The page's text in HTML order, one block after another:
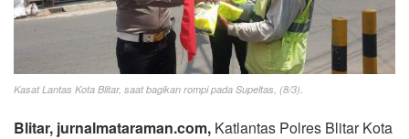
Kasat Lantas Kota Blitar, saat bagikan rompi pada Supeltas, (8/3).
Blitar, jurnalmataraman.com, Katlantas Polres Blitar Kota